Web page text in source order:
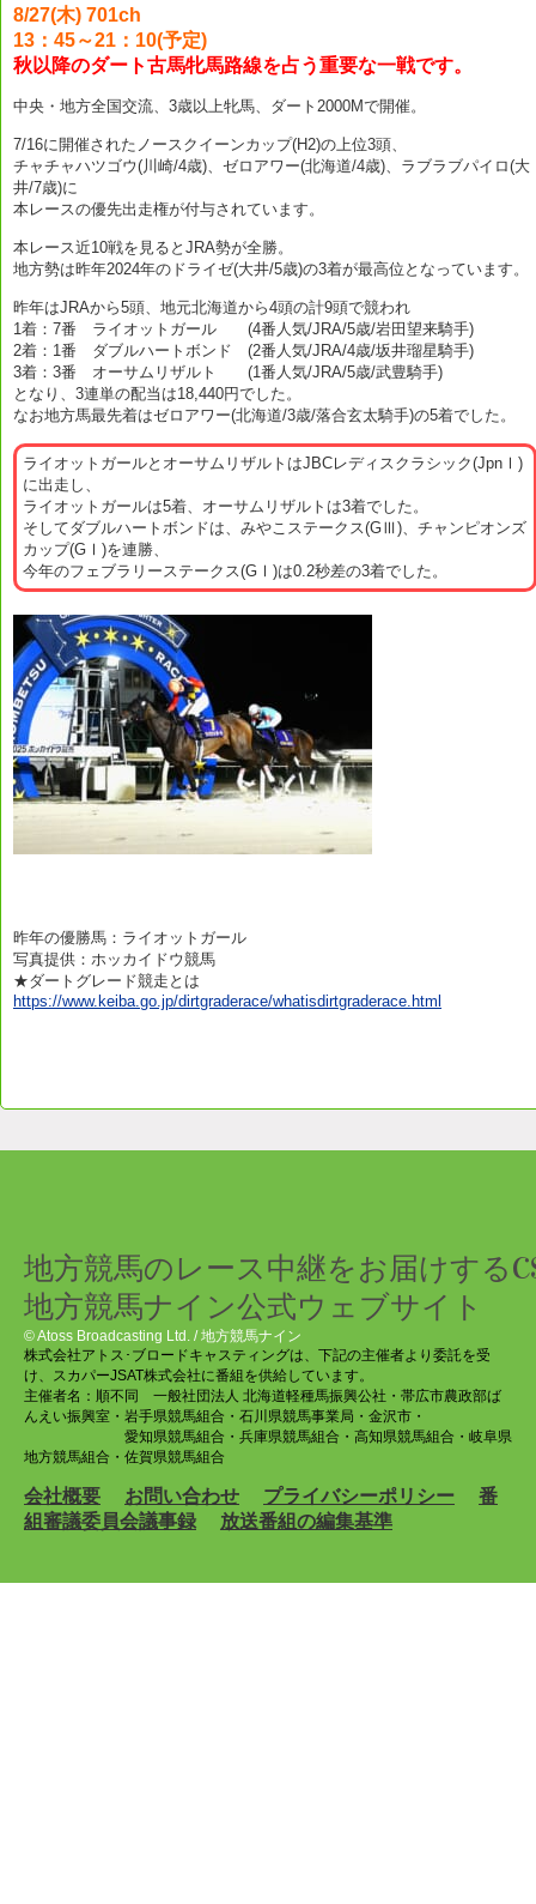
8/27(木) 701ch
13：45～21：10(予定)
秋以降のダート古馬牝馬路線を占う重要な一戦です。
中央・地方全国交流、3歳以上牝馬、ダート2000Mで開催。
7/16に開催されたノースクイーンカップ(H2)の上位3頭、
チャチャハツゴウ(川崎/4歳)、ゼロアワー(北海道/4歳)、ラブラブパイロ(大
井/7歳)に
本レースの優先出走権が付与されています。
本レース近10戦を見るとJRA勢が全勝。
地方勢は昨年2024年のドライゼ(大井/5歳)の3着が最高位となっています。
昨年はJRAから5頭、地元北海道から4頭の計9頭で競われ
1着：7番 ライオットガール (4番人気/JRA/5歳/岩田望来騎手)
2着：1番 ダブルハートボンド (2番人気/JRA/4歳/坂井瑠星騎手)
3着：3番 オーサムリザルト (1番人気/JRA/5歳/武豊騎手)
となり、3連単の配当は18,440円でした。
なお地方馬最先着はゼロアワー(北海道/3歳/落合玄太騎手)の5着でした。
ライオットガールとオーサムリザルトはJBCレディスクラシック(JpnⅠ)
に出走し、
ライオットガールは5着、オーサムリザルトは3着でした。
そしてダブルハートボンドは、みやこステークス(GⅢ)、チャンピオンズ
カップ(GⅠ)を連勝、
今年のフェブラリーステークス(GⅠ)は0.2秒差の3着でした。
昨年の優勝馬：ライオットガール
写真提供：ホッカイドウ競馬
★ダートグレード競走とは
https://www.keiba.go.jp/dirtgraderace/whatisdirtgraderace.html
地方競馬のレース中継をお届けする
地方競馬ナイン公式ウェブサイト
© Atoss Broadcasting Ltd. / 地方競馬ナイン
株式会社アトス･ブロードキャスティングは、下記の主催者より委託を受
け、スカパーJSAT株式会社に番組を供給しています。
主催者名：順不同 一般社団法人 北海道軽種馬振興公社・帯広市農政部ば
んえい振興室・岩手県競馬組合・石川県競馬事業局・金沢市・
愛知県競馬組合・兵庫県競馬組合・高知県競馬組合・岐阜県
地方競馬組合・佐賀県競馬組合
会社概要 お問い合わせ プライバシーポリシー
番
組審議委員会議事録
放送番組の編集基準